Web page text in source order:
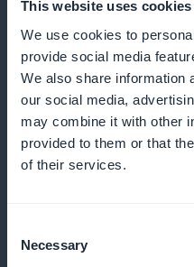
This website uses cookies
We use cookies to
provide social media
We also share information
our social media,
may combine it with other
provided to them or that
of their services.
Selection
Necessary
Yksityiskohtainen
edistymisestä
Tarjota tietoon
käyttäjiä